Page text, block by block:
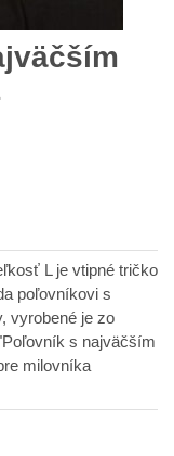
L je vtipné tričko
poľovníkovi s
vyrobené je zo
s najväčším
milovníka